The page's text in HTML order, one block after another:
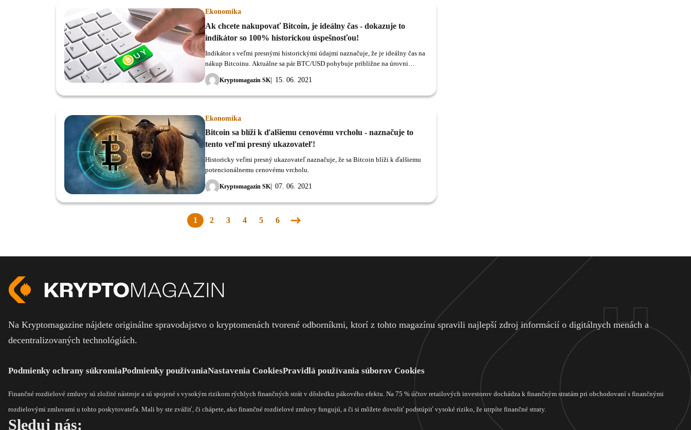
Ekonomika
Ak chcete nakupovať Bitcoin, je ideálny čas - dokazuje to
indikátor so 100% historickou úspešnosťou!
Kryptomagazin SK 15. 06. 2021
Indikátor s veľmi presnými historickými údajmi naznačuje, že je ideálny čas na
nákup Bitcoinu. Aktuálne sa pár BTC/USD pohybuje približne na úrovni
40 000 USD.
Ekonomika
Bitcoin sa blíži k ďalšiemu cenovému vrcholu - naznačuje to
tento veľmi presný ukazovateľ!
Kryptomagazin SK 07. 06. 2021
Historicky veľmi presný ukazovateľ naznačuje, že sa Bitcoin blíži k ďalšiemu
potencionálnemu cenovému vrcholu.
1 2 3 4 5
6
Na Kryptomagazine nájdete originálne spravodajstvo o kryptomenách tvorené odborníkmi, ktorí z tohto magazínu spravili najlepší zdroj informácií o digitálnych menách a
decentralizovaných technológiách.
Podmienky ochrany súkromiaPodmienky používaniaNastavenia CookiesPravidlá používania súborov Cookies
Finančné rozdielové zmluvy sú zložité nástroje a sú spojené s vysokým rizikom rýchlych finančných strát v dôsledku pákového efektu. Na 75 % účtov retailových investorov dochádza k finančným stratám pri obchodovaní s finančnými
rozdielovými zmluvami u tohto poskytovateľa. Mali by ste zvážiť, či chápete, ako finančné rozdielové zmluvy fungujú, a či si môžete dovoliť podstúpiť vysoké riziko, že utrpíte finančné straty.
Sleduj nás: